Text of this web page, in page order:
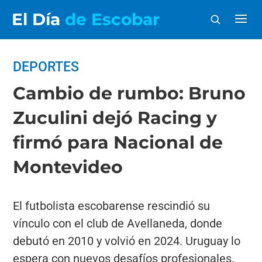
El Día de Escobar
DEPORTES
Cambio de rumbo: Bruno
Zuculini dejó Racing y
firmó para Nacional de
Montevideo
El futbolista escobarense rescindió su
vínculo con el club de Avellaneda, donde
debutó en 2010 y volvió en 2024. Uruguay lo
espera con nuevos desafíos profesionales.